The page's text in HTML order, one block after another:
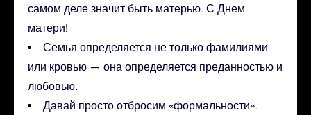
самом деле значит быть матерью. С Днем
матери!
Семья определяется не только фамилиями
или кровью — она определяется преданностью и
любовью.
Давай просто отбросим «формальности».